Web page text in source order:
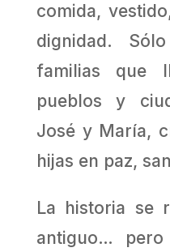
comida,
dignidad.
familias que
pueblos y
José y María,
hijas en paz,
La historia se
antiguo…